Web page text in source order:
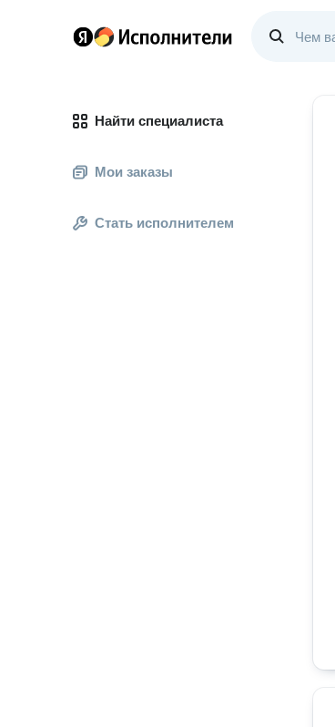
Найти специалиста
Мои заказы
Стать исполнителем